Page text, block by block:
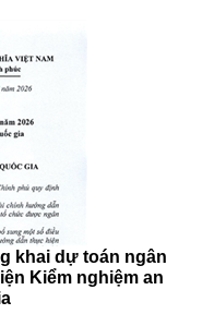
khai dự toán ngân
Kiểm nghiệm an